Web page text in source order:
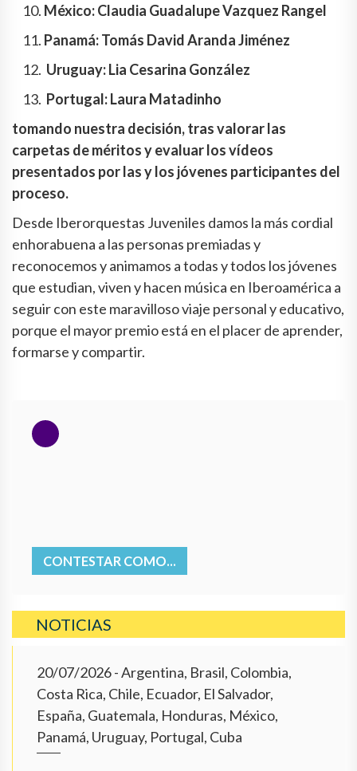
México: Claudia Guadalupe Vazquez Rangel
Panamá: Tomás David Aranda Jiménez
Uruguay: Lia Cesarina González
Portugal: Laura Matadinho
tomando nuestra decisión, tras valorar las
carpetas de méritos y evaluar los vídeos
presentados por las y los jóvenes participantes del
proceso.
Desde Iberorquestas Juveniles damos la más cordial
enhorabuena a las personas premiadas y
reconocemos y animamos a todas y todos los jóvenes
que estudian, viven y hacen música en Iberoamérica a
seguir con este maravilloso viaje personal y educativo,
porque el mayor premio está en el placer de aprender,
formarse y compartir.
CONTESTAR COMO...
NOTICIAS
20/07/2026- Argentina, Brasil, Colombia,
Costa Rica, Chile, Ecuador, El Salvador,
España, Guatemala, Honduras, México,
Panamá, Uruguay, Portugal, Cuba